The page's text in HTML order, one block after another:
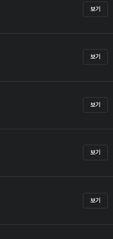
보기
보기
보기
보기
보기